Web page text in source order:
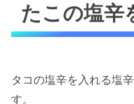
たこの塩辛
タコの塩辛を入れる塩
す。